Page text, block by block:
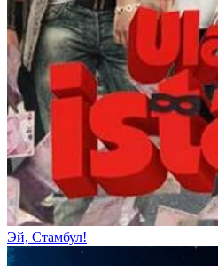
Эй, Стамбул!